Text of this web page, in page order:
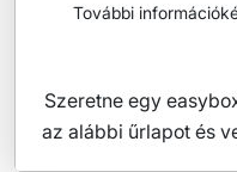
További
Szeretne egy
az alábbi űrlapot és